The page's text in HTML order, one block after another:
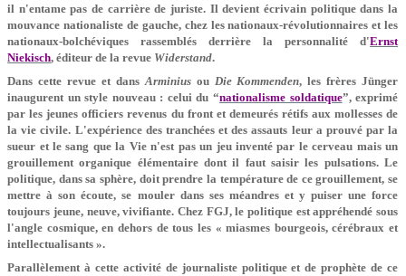
il n'entame pas de carrière de juriste. Il devient écrivain politique dans la
mouvance nationaliste de gauche, chez les nationaux-révolutionnaires et les
nationaux-bolchéviques rassemblés derrière la personnalité d'Ernst
Niekisch, éditeur de la revue Widerstand.
Dans cette revue et dansArminiusou Die Kommenden, les frères Jünger
inaugurent un style nouveau : celui du “nationalisme soldatique”, exprimé
par les jeunes officiers revenus du front et demeurés rétifs aux mollesses de
la vie civile. L'expérience des tranchées et des assauts leur a prouvé par la
sueur et le sang que la Vie n'est pas un jeu inventé par le cerveau mais un
grouillement organique élémentaire dont il faut saisir les pulsations. Le
politique, dans sa sphère, doit prendre la température de ce grouillement, se
mettre à son écoute, se mouler dans ses méandres et y puiser une force
toujours jeune, neuve, vivifiante. Chez FGJ, le politique est appréhendé sous
l'angle cosmique, en dehors de tous les « miasmes bourgeois, cérébraux et
intellectualisants ».
Parallèlement à cette activité de journaliste politique et de prophète de ce